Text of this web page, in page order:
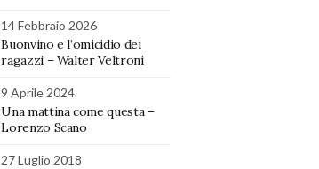
14 Febbraio 2026
Buonvino e l’omicidio dei
ragazzi – Walter Veltroni
9 Aprile 2024
Una mattina come questa –
Lorenzo Scano
27 Luglio 2018